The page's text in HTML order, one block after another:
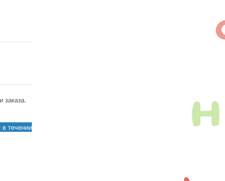
заказа.
течении